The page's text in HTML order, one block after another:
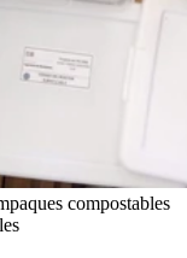
compostables